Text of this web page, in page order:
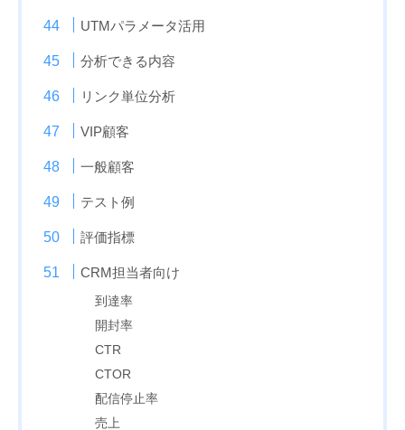
UTMパラメータ活用
分析できる内容
リンク単位分析
VIP顧客
一般顧客
テスト例
評価指標
CRM担当者向け
到達率
開封率
CTR
CTOR
配信停止率
売上